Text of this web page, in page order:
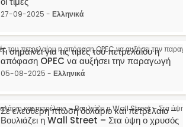
27-09-2025 - Ελληνικά
Τι σημαίνει για τις τιμές του πετρελαίου η
απόφαση OPEC να αυξήσει την παραγωγή
05-08-2025 - Ελληνικά
Σε ελεύθερη πτώση δολάριο και πετρέλαιο –
Βουλιάζει η Wall Street – Στα ύψη ο χρυσός